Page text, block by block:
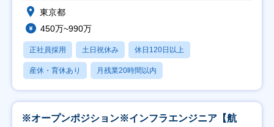
東京都
450万~990万
正社員採用 土日祝休み 休日120日以上
産休・育休あり 月残業20時間以内
※オープンポジション※インフラエンジニア【航